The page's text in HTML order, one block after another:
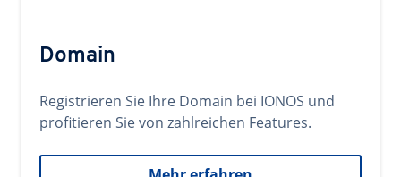
Domain
Registrieren Sie Ihre Domain bei IONOS und
profitieren Sie von zahlreichen Features.